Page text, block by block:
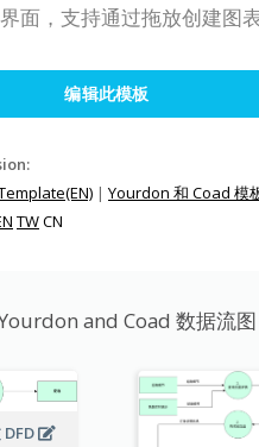
面，支持通过拖放创建图表
编辑此模板
| Yourdon 和 Coad 模
TWCN
and Coad 数据流图
DFD